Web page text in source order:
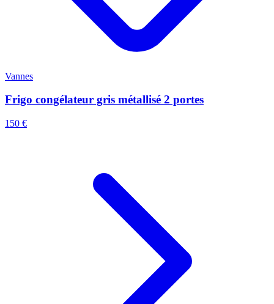
Vannes
Frigo congélateur gris métallisé 2 portes
150 €